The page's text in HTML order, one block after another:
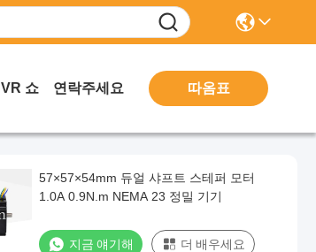
VR 쇼 연락주세요 따옴표
57×57×54mm 듀얼 샤프트 스테퍼 모터
1.0A 0.9N.m NEMA 23 정밀 기기
지금 얘기해 더 배우세요